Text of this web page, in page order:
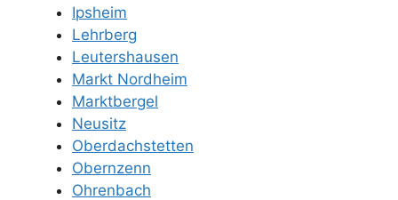
Ipsheim
Lehrberg
Leutershausen
Markt Nordheim
Marktbergel
Neusitz
Oberdachstetten
Obernzenn
Ohrenbach